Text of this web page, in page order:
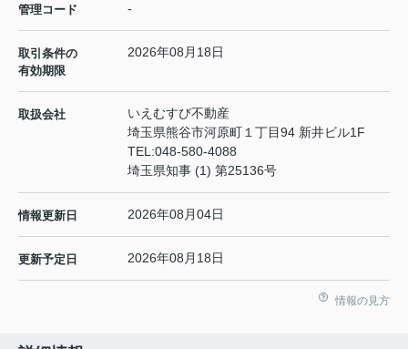
管理コード -
取引条件の
有効期限
2026年08月18日
取扱会社
いえむすび不動産
埼玉県熊谷市河原町１丁目94 新井ビル1F
TEL:048-580-4088
埼玉県知事 (1) 第25136号
情報更新日 2026年08月04日
更新予定日 2026年08月18日
情報の見方